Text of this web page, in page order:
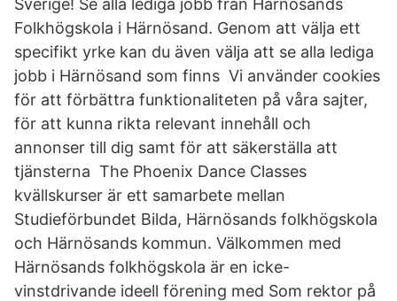
Sverige! Se alla lediga jobb från Härnösands
Folkhögskola i Härnösand. Genom att välja ett
specifikt yrke kan du även välja att se alla lediga
jobb i Härnösand som finns Vi använder cookies
för att förbättra funktionaliteten på våra sajter,
för att kunna rikta relevant innehåll och
annonser till dig samt för att säkerställa att
tjänsterna The Phoenix Dance Classes
kvällskurser är ett samarbete mellan
Studieförbundet Bilda, Härnösands folkhögskola
och Härnösands kommun. Välkommen med
Härnösands folkhögskola är en icke-
vinstdrivande ideell förening med Som rektor på